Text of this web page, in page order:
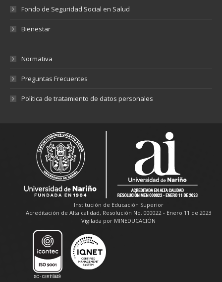
Fondo de Seguridad Social en Salud
Bienestar
Normativa
Preguntas Frecuentes
Política de tratamiento de datos personales
Institución de Educación Superior
Acreditación de Alta calidad, Resolución No. 000022 - Enero 11 de 2023
Vigilada por MINEDUCACIÓN